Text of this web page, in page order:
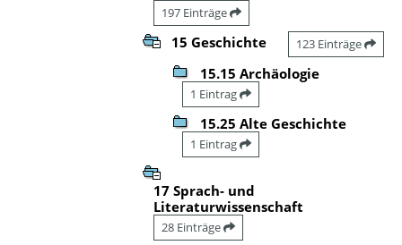
197 Einträge
15 Geschichte 123 Einträge
15.15 Archäologie
1 Eintrag
15.25 Alte Geschichte
1 Eintrag
17 Sprach- und
Literaturwissenschaft
28 Einträge